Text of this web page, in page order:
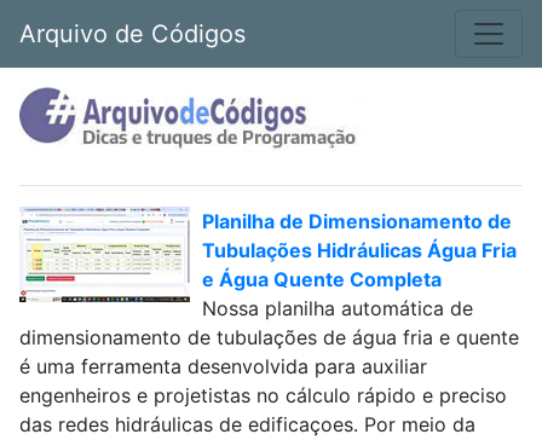
Arquivo de Códigos
Planilha de Dimensionamento de
Tubulações Hidráulicas Água Fria
e Água Quente Completa
Nossa planilha automática de
dimensionamento de tubulações de água fria e quente
é uma ferramenta desenvolvida para auxiliar
engenheiros e projetistas no cálculo rápido e preciso
das redes hidráulicas de edificaçoes. Por meio da